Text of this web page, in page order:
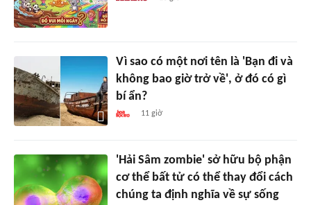
Vì sao có một nơi tên là 'Bạn đi và
không bao giờ trở về', ở đó có gì
bí ẩn?
11 giờ
'Hải Sâm zombie' sở hữu bộ phận
cơ thể bất tử có thể thay đổi cách
chúng ta định nghĩa về sự sống